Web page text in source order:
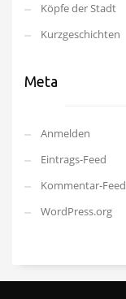
Köpfe der Stadt
Kurzgeschichten
Meta
Anmelden
Eintrags-Feed
Kommentar-Feed
WordPress.org